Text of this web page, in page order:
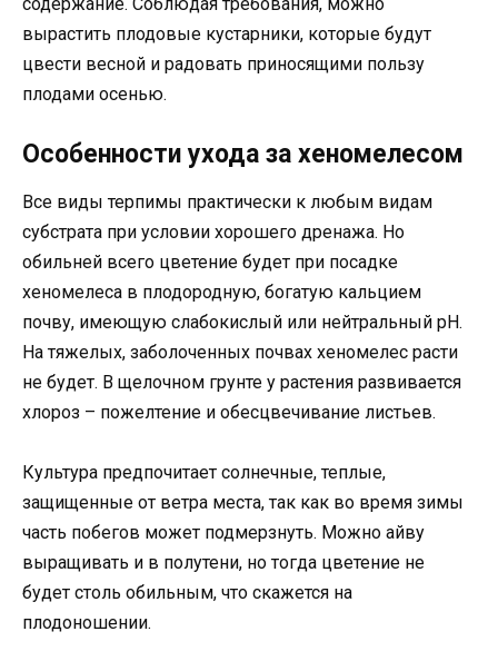
вырастить плодовые кустарники, которые будут
цвести весной и радовать приносящими пользу
плодами осенью.
Особенности ухода за хеномелесом
Все виды терпимы практически к любым видам
субстрата при условии хорошего дренажа. Но
обильней всего цветение будет при посадке
хеномелеса в плодородную, богатую кальцием
почву, имеющую слабокислый или нейтральный рН.
На тяжелых, заболоченных почвах хеномелес расти
не будет. В щелочном грунте у растения развивается
хлороз – пожелтение и обесцвечивание листьев.
Культура предпочитает солнечные, теплые,
защищенные от ветра места, так как во время зимы
часть побегов может подмерзнуть. Можно айву
выращивать и в полутени, но тогда цветение не
будет столь обильным, что скажется на
плодоношении.